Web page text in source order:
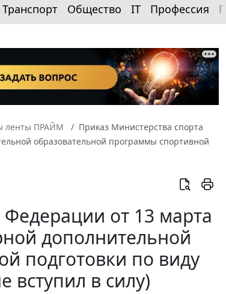
Транспорт Общество IT Профессия
ленты ПРАЙМ
Приказ Министерства спорта
образовательной программы спортивной
от 13 марта
дополнительной
подготовки по виду
вступил в силу)